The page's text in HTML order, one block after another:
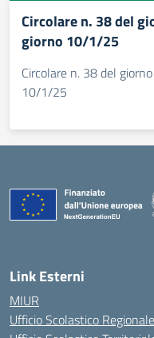
Circolare n. 38 del
giorno 10/1/25
Circolare n. 38 del
10/1/25
Link Esterni
MIUR
Ufficio Scolastico Regionale